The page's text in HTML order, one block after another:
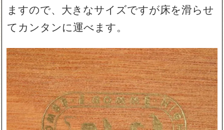
ますので、大きなサイズですが床を滑らせ
てカンタンに運べます。